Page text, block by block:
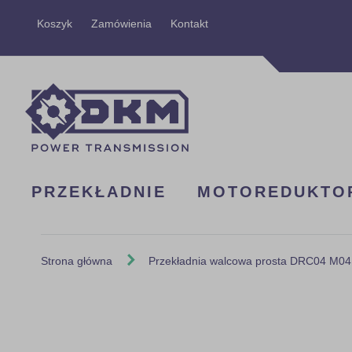
Koszyk Zamówienia KontaktPrzejdź
PRZEKŁADNIE
Strona główna Przekładnia walcowa prosta DRC04